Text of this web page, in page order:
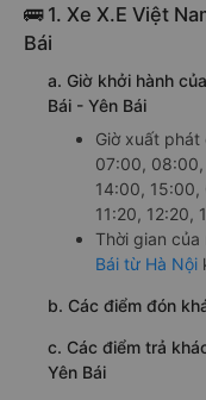
🚌 1. Xe X.E Việt
Bái
a. Giờ khởi hành
Bái - Yên Bái
Giờ xuất phát
07:00,
14:00,
11:20, 12:20,
Thời gian của
Bái từ Hà Nội
b. Các điểm đón
c. Các điểm trả
Yên Bái